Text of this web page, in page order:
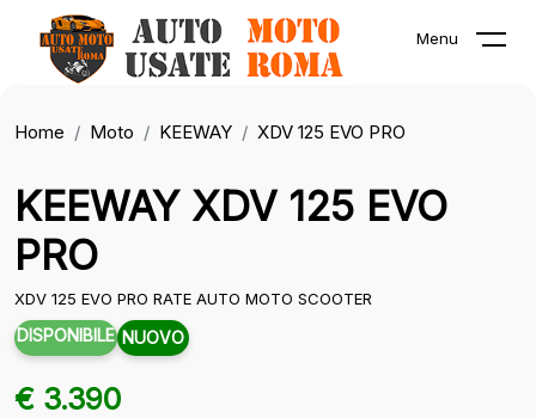
Menu
Home Moto KEEWAY XDV 125 EVO PRO
KEEWAY XDV 125 EVO
PRO
XDV 125 EVO PRO RATE AUTO MOTO SCOOTER
DISPONIBILE NUOVO
€ 3.390